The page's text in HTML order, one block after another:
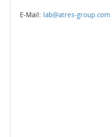
E-Mail: lab@atres-group.com